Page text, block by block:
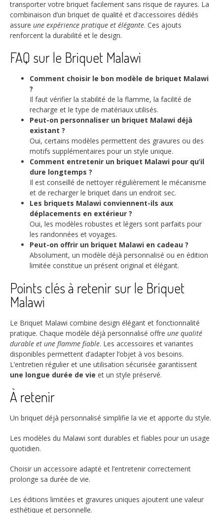
transporter votre briquet facilement sans risque de rayures. La
combinaison d’un briquet de qualité et d’accessoires dédiés
assure une expérience pratique et élégante. Ces ajouts
renforcent la durabilité et le design.
FAQ sur le Briquet Malawi
Comment choisir le bon modèle de briquet Malawi
?
Il faut vérifier la stabilité de la flamme, la facilité de
recharge et le type de matériaux utilisés.
Peut-on personnaliser un briquet Malawi déjà
existant ?
Oui, certains modèles permettent des gravures ou des
motifs supplémentaires pour un style unique.
Comment entretenir un briquet Malawi pour qu’il
dure longtemps ?
Il est conseillé de nettoyer régulièrement le mécanisme
et de recharger le briquet dans un endroit sec.
Les briquets Malawi conviennent-ils aux
déplacements en extérieur ?
Oui, les modèles robustes et légers sont parfaits pour
les randonnées et voyages.
Peut-on offrir un briquet Malawi en cadeau ?
Absolument, un modèle déjà personnalisé ou en édition
limitée constitue un présent original et élégant.
Points clés à retenir sur le Briquet
Malawi
Le Briquet Malawi combine design élégant et fonctionnalité
pratique. Chaque modèle déjà personnalisé offre une qualité
durable et une flamme fiable. Les accessoires et variantes
disponibles permettent d’adapter l’objet à vos besoins.
L’entretien régulier et une utilisation sécurisée garantissent
une longue durée de vie et un style préservé.
À retenir
Un briquet déjà personnalisé simplifie la vie et apporte du style.
Les modèles du Malawi sont durables et fiables pour un usage
quotidien.
Choisir un accessoire adapté et l’entretenir correctement
prolonge sa durée de vie.
Les éditions limitées et gravures uniques ajoutent une valeur
esthétique et personnelle.